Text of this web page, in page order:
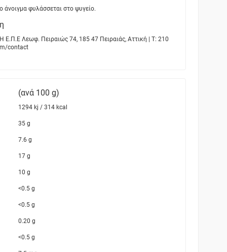
άνοιγμα φυλάσσεται στο ψυγείο.
Λεωφ. Πειραιώς 74, 185 47 Πειραιάς, Αττική | T: 210
contact
(ανά 100 g)
1294 kj / 314 kcal
35 g
7.6 g
17 g
10 g
<0.5 g
<0.5 g
0.20 g
<0.5 g